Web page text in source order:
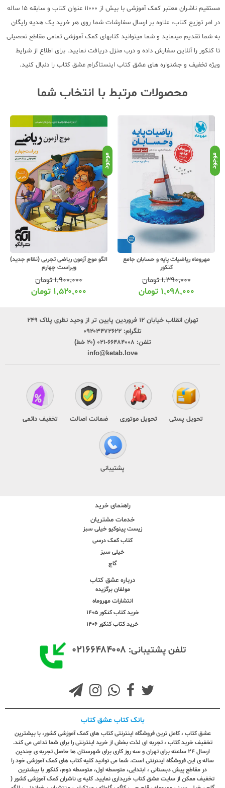
مستقیم ناشران معتبر کمک آموزشی با بیش از 11000 عنوان کتاب و سابقه 15 ساله
در امر توزیع کتاب، علاوه بر ارسال سفارشات شما روی هر خرید یک هدیه رایگان
به شما تقدیم مینماید و شما میتوانید کتابهای کمک آموزشی تمامی مقاطع تحصیلی
تا کنکور را آنلاین سفارش داده و درب منزل دریافت نمایید. برای اطلاع از شرایط
ویژه تخفیف و جشنواره های عشق کتاب اینستاگرام عشق کتاب را دنبال کنید.
محصولات مرتبط با انتخاب شما
موجود
مهروماه ریاضیات پایه و حسابان جامع
کنکور
۱,۳۹۰,۰۰۰تومان
۱,۰۹۸,۰۰۰ تومان
موجود
الگو موج آزمون ریاضی تجربی (نظام جدید)
ویراست چهارم
۱,۹۰۰,۰۰۰تومان
۱,۵۲۰,۰۰۰ تومان
تهران انقلاب خیابان ۱۲ فروردین پایین تر از وحید نظری پلاک ۲۴۹
تلگرام: ۰۹۲۰۳۴۷۲۶۲۲
تلفن: ۶۶۴۸۴۰۰۸-۰۲۱ (۲۰ خط)
info@ketab.love
تحویل پستی تحویل موتوری ضمانت اصالت تخفیف دائمی
پشتیبانی
راهنمای خرید
خدمات مشتریان
زیست پینوکیو خیلی سبز
کتاب کمک درسی
خیلی سبز
گاج
درباره عشق کتاب
مولفان برگزیده
انتشارات مهروماه
خرید کتاب کنکور 1405
خرید کتاب کنکور 1406
تلفن پشتیبانی: ۰۲۱۶۶۴۸۴۰۰۸
بانک کتاب عشق کتاب
عشق کتاب ، کامل ترین فروشگاه اینترنتی کتاب های کمک آموزشی کشور، با بیشترین
تخفیف خرید کتاب ، تجربه ای لذت بخش از خرید اینترنتی را برای شما تداعی می کند.
ارسال ٢٤ ساعته برای تهران و سه روز کاری برای شهرستان ها حاصل تجربه ی چندین
ساله ی این فروشگاه اینترنتی است. شما می توانید کلیه کتاب های کمک آموزشی خود را
در مقاطع پیش دبستانی ، ابتدایی، متوسطه اول، متوسطه دوم، کنکور با بیشترین
تخفیف ممکن از سایت عشق کتاب خریداری نمایید. کلیه ی ناشران کمک آموزشی کشور (